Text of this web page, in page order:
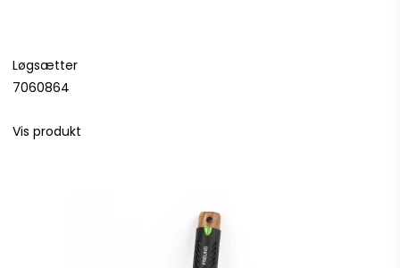
Løgsætter
7060864
Vis produkt